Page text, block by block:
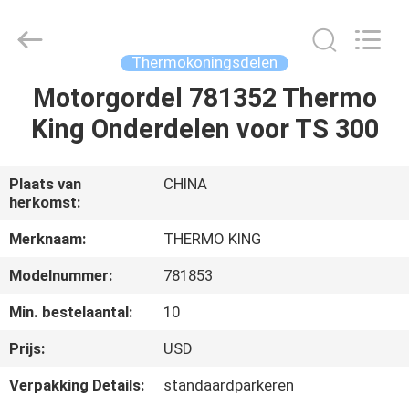
THUIS
OVER
ONS
FABRIEKSTOCHT
KWALITEITSCONTROLE
LIMITED.
Reserved.
Thermokoningsdelen
Motorgordel 781352 Thermo
King Onderdelen voor TS 300
Plaats van
herkomst:
CHINA
Merknaam:
THERMO KING
Modelnummer:
781853
Min. bestelaantal:
10
Prijs:
USD
Verpakking Details:
standaardparkeren